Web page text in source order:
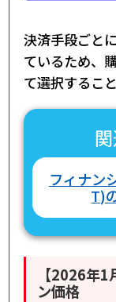
決済手段ごと
ているため、
て選択するこ
フィナン
T)
【2026年
ン価格